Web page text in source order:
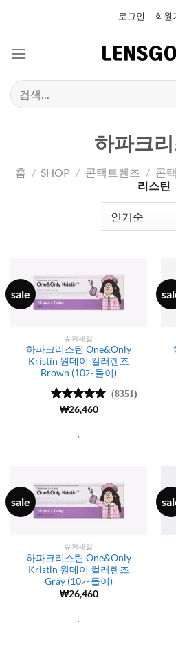
로그인 회원
검
색:
하파크
홈 / SHOP / 콘택트렌즈 / 콘
리스틴
sale
슈퍼세일
하파크리스틴 One&Only
Kristin 원데이 컬러렌즈
Brown (10개들이)
5 중에서
(8351)
₩26,460
.
sale
슈퍼세일
하파크리스틴 One&Only
Kristin 원데이 컬러렌즈
Gray (10개들이)
₩26,460
.